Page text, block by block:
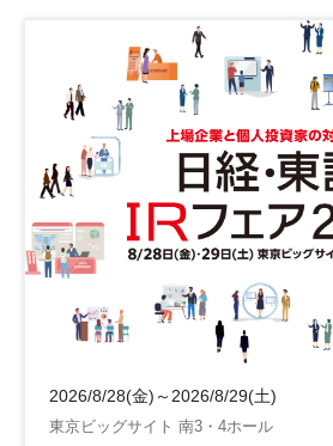
2026/8/28(金)～2026/8/29(土)
東京ビッグサイト 南3・4ホール